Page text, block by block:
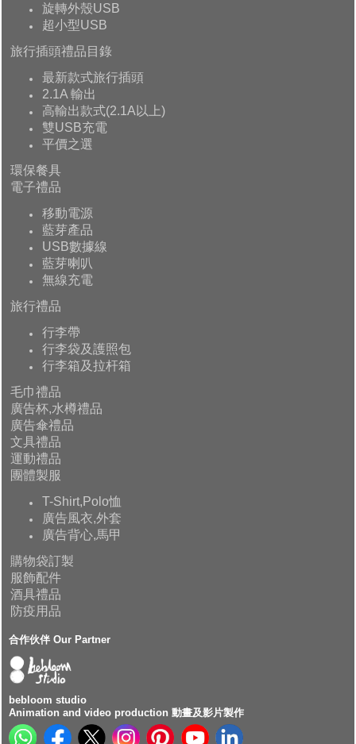
旋轉外殼USB
超小型USB
旅行插頭禮品目錄
最新款式旅行插頭
2.1A 輸出
高輸出款式(2.1A以上)
雙USB充電
平價之選
環保餐具
電子禮品
移動電源
藍芽產品
USB數據線
藍芽喇叭
無線充電
旅行禮品
行李帶
行李袋及護照包
行李箱及拉杆箱
毛巾禮品
廣告杯,水樽禮品
廣告傘禮品
文具禮品
運動禮品
團體製服
T-Shirt,Polo恤
廣告風衣,外套
廣告背心,馬甲
購物袋訂製
服飾配件
酒具禮品
防疫用品
合作伙伴 Our Partner
bebloom studio
Animation and video production 動畫及影片製作